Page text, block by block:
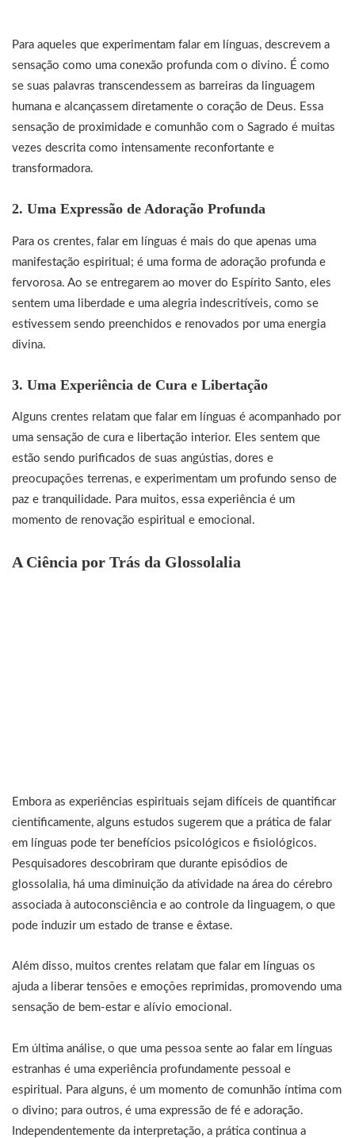
Para aqueles que experimentam falar em línguas, descrevem a
sensação como uma conexão profunda com o divino. É como
se suas palavras transcendessem as barreiras da linguagem
humana e alcançassem diretamente o coração de Deus. Essa
sensação de proximidade e comunhão com o Sagrado é muitas
vezes descrita como intensamente reconfortante e
transformadora.
2. Uma Expressão de Adoração Profunda
Para os crentes, falar em línguas é mais do que apenas uma
manifestação espiritual; é uma forma de adoração profunda e
fervorosa. Ao se entregarem ao mover do Espírito Santo, eles
sentem uma liberdade e uma alegria indescritíveis, como se
estivessem sendo preenchidos e renovados por uma energia
divina.
3. Uma Experiência de Cura e Libertação
Alguns crentes relatam que falar em línguas é acompanhado por
uma sensação de cura e libertação interior. Eles sentem que
estão sendo purificados de suas angústias, dores e
preocupações terrenas, e experimentam um profundo senso de
paz e tranquilidade. Para muitos, essa experiência é um
momento de renovação espiritual e emocional.
A Ciência por Trás da Glossolalia
Embora as experiências espirituais sejam difíceis de quantificar
cientificamente, alguns estudos sugerem que a prática de falar
em línguas pode ter benefícios psicológicos e fisiológicos.
Pesquisadores descobriram que durante episódios de
glossolalia, há uma diminuição da atividade na área do cérebro
associada à autoconsciência e ao controle da linguagem, o que
pode induzir um estado de transe e êxtase.
Além disso, muitos crentes relatam que falar em línguas os
ajuda a liberar tensões e emoções reprimidas, promovendo uma
sensação de bem-estar e alívio emocional.
Em última análise, o que uma pessoa sente ao falar em línguas
estranhas é uma experiência profundamente pessoal e
espiritual. Para alguns, é um momento de comunhão íntima com
o divino; para outros, é uma expressão de fé e adoração.
Independentemente da interpretação, a prática continua a